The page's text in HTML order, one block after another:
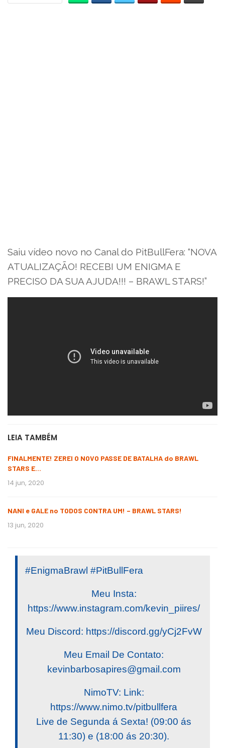
Saiu vídeo novo no Canal do PitBullFera: “NOVA
ATUALIZAÇÃO! RECEBI UM ENIGMA E
PRECISO DA SUA AJUDA!!! – BRAWL STARS!”
LEIA TAMBÉM
FINALMENTE! ZEREI O NOVO PASSE DE BATALHA do BRAWL
STARS E…
14 jun, 2020
NANI e GALE no TODOS CONTRA UM! – BRAWL STARS!
13 jun, 2020
#EnigmaBrawl #PitBullFera
Meu Insta:
https://www.instagram.com/kevin_piires/
Meu Discord: https://discord.gg/yCj2FvW
Meu Email De Contato:
kevinbarbosapires@gmail.com
NimoTV: Link:
https://www.nimo.tv/pitbullfera
Live de Segunda á Sexta! (09:00 ás
11:30) e (18:00 ás 20:30).